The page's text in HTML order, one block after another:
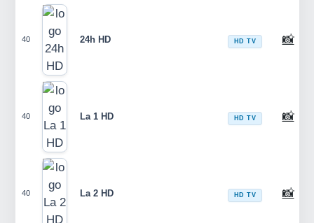
40 24h HD HD TV 📸
40 La 1 HD HD TV 📸
40 La 2 HD HD TV 📸